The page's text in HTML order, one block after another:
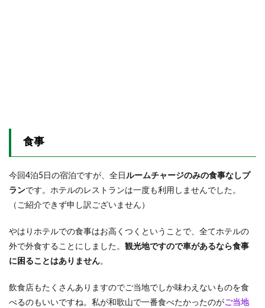
食事
今回4泊5日の宿泊ですが、全日 ルームチャージのみの食事なしプ
ランです。ホテルのレストランは一度も利用しませんでした。
（ご紹介できず申し訳ございません）
やはりホテルでの食事はお高くつくということで、全てホテルの
外で外食することにしました。 観光地ですので車があるなら食事
に困ることはありません。
飲食店もたくさんありますのでご当地でしか味わえないものを食
べるのもいいですね。私が和歌山で一番食べたかったのがご当地